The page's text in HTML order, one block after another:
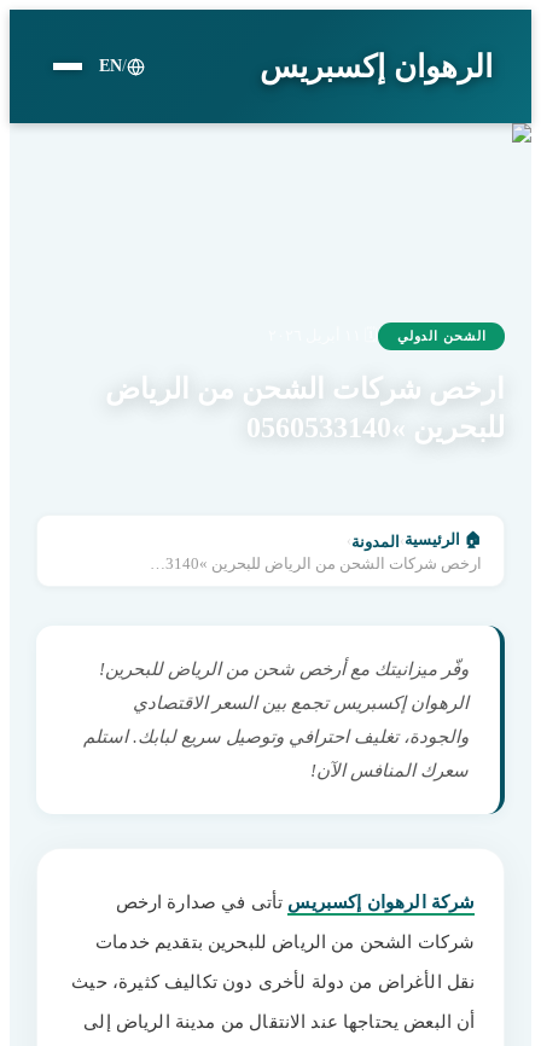
الرهوان إكسبريس /
EN
الشحن الدولي
ارخص شركات الشحن من الرياض
للبحرين »0560533140
🏠 الرئيسية › المدونة ›
ارخص شركات الشحن من الرياض للبحرين »0560533140
وفّر ميزانيتك مع أرخص شحن من الرياض للبحرين!
الرهوان إكسبريس تجمع بين السعر الاقتصادي
والجودة، تغليف احترافي وتوصيل سريع لبابك. استلم
سعرك المنافس الآن!
شركة الرهوان إكسبريس تأتى في صدارة ارخص
شركات الشحن من الرياض للبحرين بتقديم خدمات
نقل الأغراض من دولة لأخرى دون تكاليف كثيرة، حيث
أن البعض يحتاجها عند الانتقال من مدينة الرياض إلى